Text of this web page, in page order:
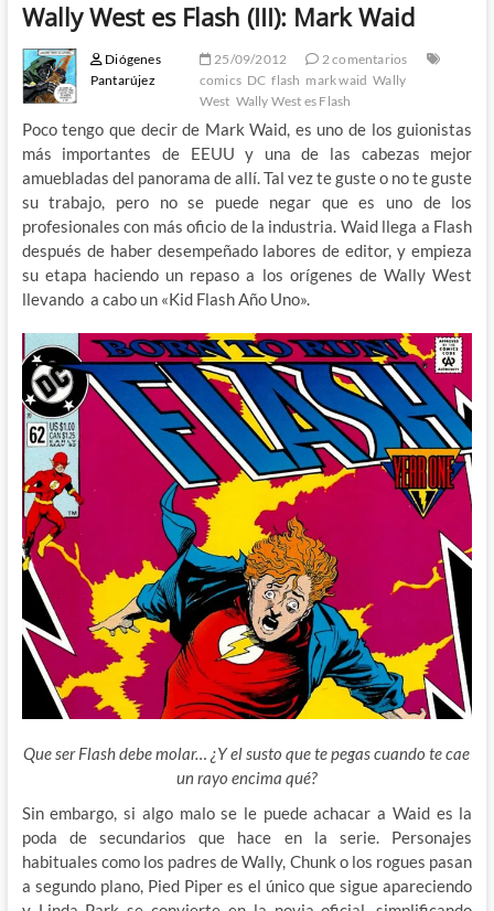
Wally West es Flash (III): Mark Waid
Diógenes
Pantarújez
25/09/2012
2 comentarios
comics DC flash mark waid Wally
West Wally West es Flash
Poco tengo que decir de Mark Waid, es uno de los guionistas
más importantes de EEUU y una de las cabezas mejor
amuebladas del panorama de allí. Tal vez te guste o no te guste
su trabajo, pero no se puede negar que es uno de los
profesionales con más oficio de la industria. Waid llega a Flash
después de haber desempeñado labores de editor, y empieza
su etapa haciendo un repaso a los orígenes de Wally West
llevando a cabo un «Kid Flash Año Uno».
Que ser Flash debe molar… ¿Y el susto que te pegas cuando te cae
un rayo encima qué?
Sin embargo, si algo malo se le puede achacar a Waid es la
poda de secundarios que hace en la serie. Personajes
habituales comolos padres de Wally, Chunk o los rogues pasan
a segundo plano, Pied Piper es el único que sigue apareciendo